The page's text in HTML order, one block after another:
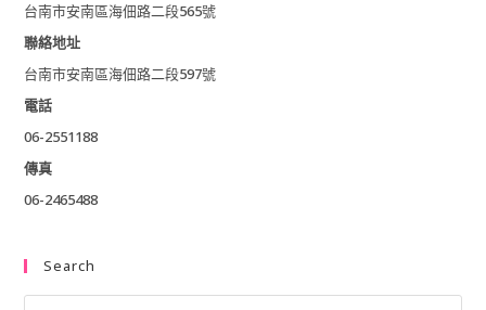
台南市安南區海佃路二段565號
聯絡地址
台南市安南區海佃路二段597號
電話
06-2551188
傳真
06-2465488
Search